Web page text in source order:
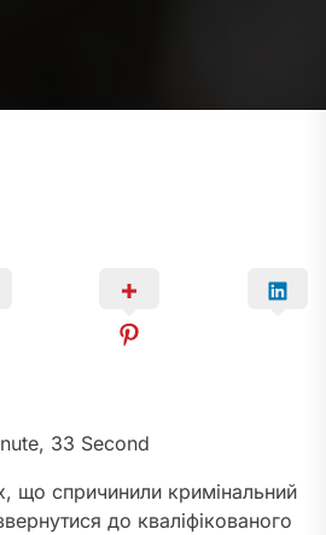
33 Second
що спричинили кримінальний
до кваліфікованого